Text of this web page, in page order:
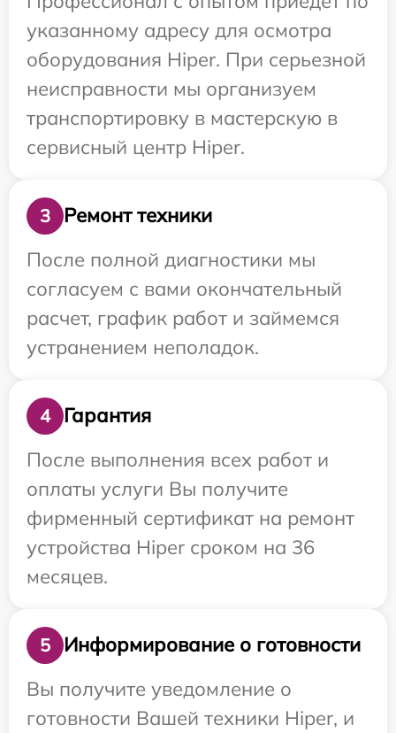
указанному адресу для осмотра
оборудования Hiper. При серьезной
неисправности мы организуем
транспортировку в мастерскую в
сервисный центр Hiper.
3
Ремонт техники
После полной диагностики мы
согласуем с вами окончательный
расчет, график работ и займемся
устранением неполадок.
4
Гарантия
После выполнения всех работ и
оплаты услуги Вы получите
фирменный сертификат на ремонт
устройства Hiper сроком на 36
месяцев.
5
Информирование о готовности
Вы получите уведомление о
готовности Вашей техники Hiper, и